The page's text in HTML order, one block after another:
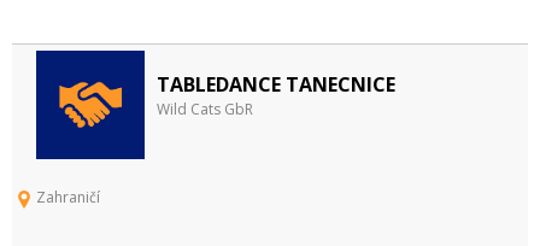
TABLEDANCE TANECNICE
Wild Cats GbR
Zahraničí